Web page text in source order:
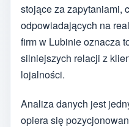
stojące za zapytaniami,
odpowiadających na
firm w Lubinie oznacza
silniejszych relacji z
lojalności.
Analiza danych jest
opiera się